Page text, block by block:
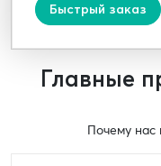
Быстрый заказ
Главные
Почему нас